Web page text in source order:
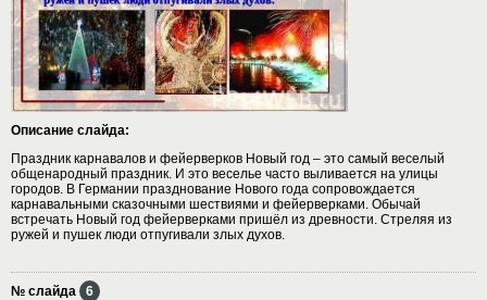
Описание слайда:
Праздник карнавалов и фейерверков Новый год – это самый веселый
общенародный праздник. И это веселье часто выливается на улицы
городов. В Германии празднование Нового года сопровождается
карнавальными сказочными шествиями и фейерверками. Обычай
встречать Новый год фейерверками пришёл из древности. Стреляя из
ружей и пушек люди отпугивали злых духов.
№ слайда 6